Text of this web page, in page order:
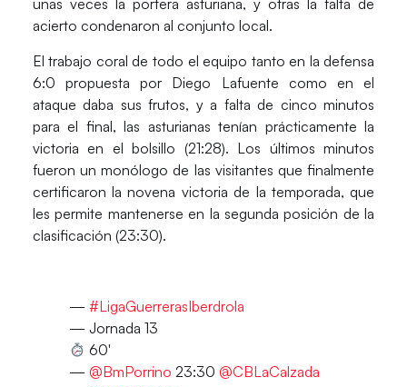
unas veces la portera asturiana, y otras la falta de
acierto condenaron al conjunto local.
El trabajo coral de todo el equipo tanto en la defensa
6:0 propuesta por Diego Lafuente como en el
ataque daba sus frutos, y a falta de cinco minutos
para el final, las asturianas tenían prácticamente la
victoria en el bolsillo (21:28). Los últimos minutos
fueron un monólogo de las visitantes que finalmente
certificaron la novena victoria de la temporada, que
les permite mantenerse en la segunda posición de la
clasificación (23:30).
— #LigaGuerrerasIberdrola
— Jornada 13
60′
— @BmPorrino 23:30 @CBLaCalzada